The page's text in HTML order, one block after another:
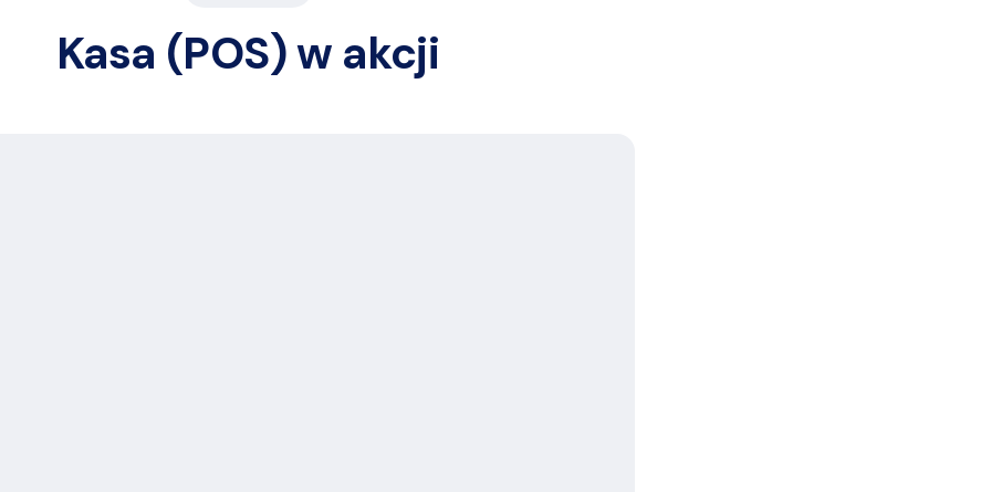
Kasa (POS) w akcji